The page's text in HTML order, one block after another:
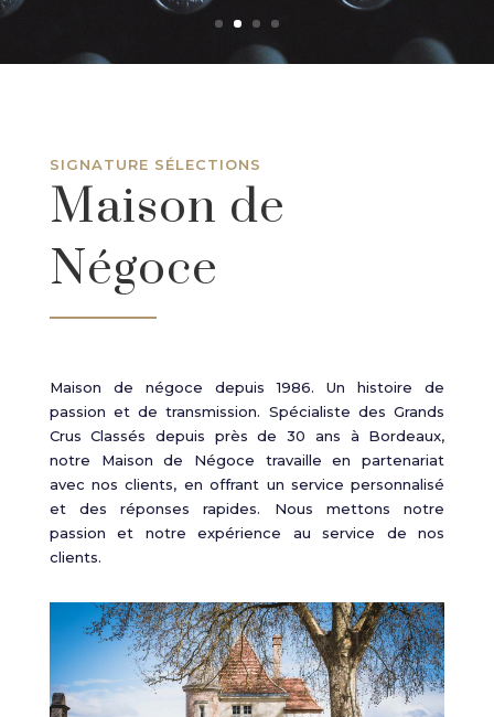
SIGNATURE SÉLECTIONS
Maison de
Négoce
Maison de négoce depuis 1986. Un histoire de
passion et de transmission. Spécialiste des Grands
Crus Classés depuis près de 30 ans à Bordeaux,
notre Maison de Négoce travaille en partenariat
avec nos clients, en offrant un service personnalisé
et des réponses rapides. Nous mettons notre
passion et notre expérience au service de nos
clients.